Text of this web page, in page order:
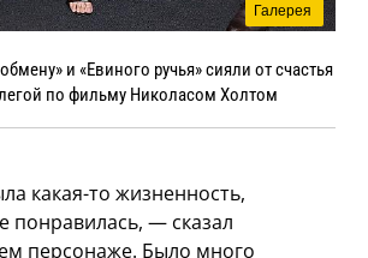
Галерея
и «Евиного ручья» сияли от счастья
по фильму Николасом Холтом
какая-то жизненность,
понравилась, — сказал
персонаже. Было много